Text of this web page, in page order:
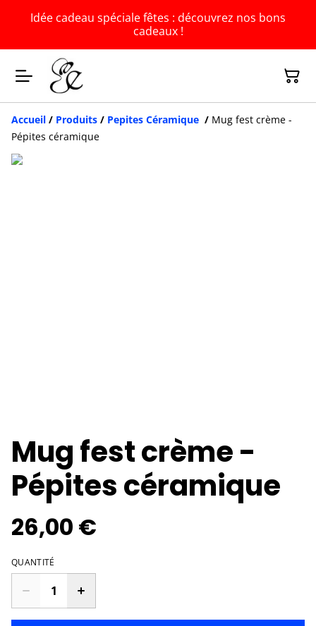
Idée cadeau spéciale fêtes : découvrez nos bons
cadeaux !
Accueil / Produits / Pepites Céramique / Mug fest crème -
Pépites céramique
Mug fest crème -
Pépites céramique
26,00 €
QUANTITÉ